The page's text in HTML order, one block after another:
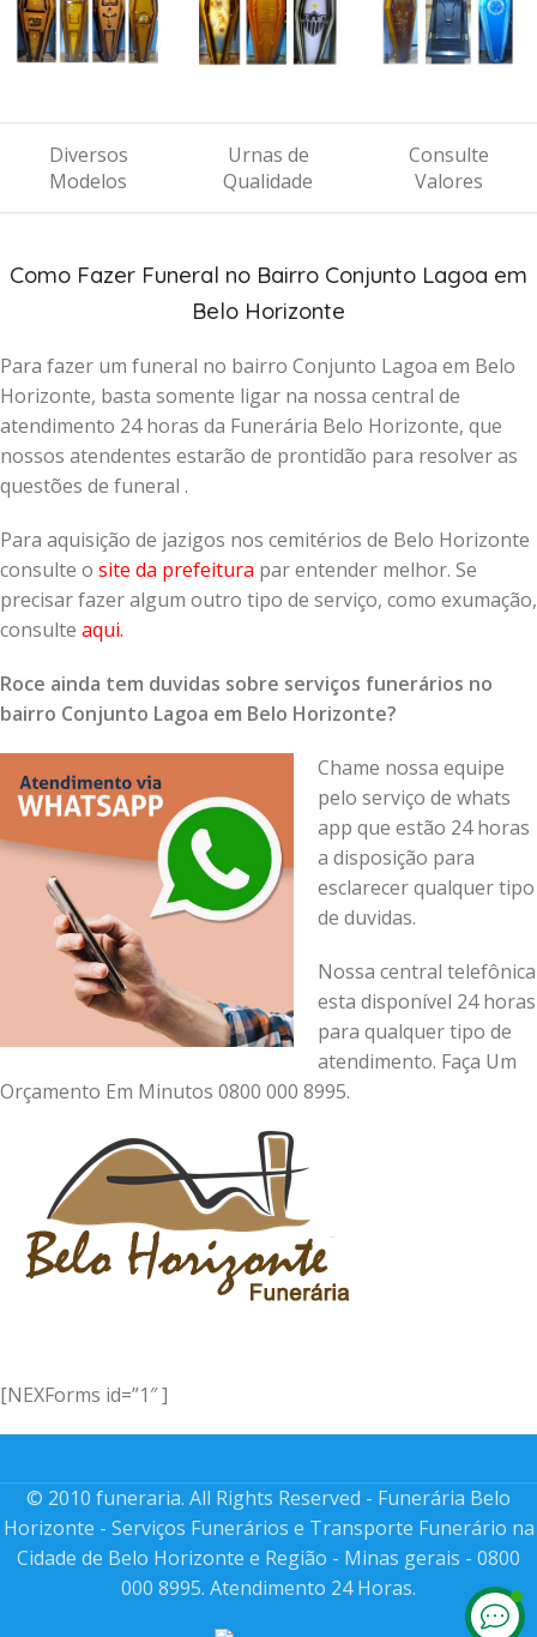
Diversos
Modelos
Urnas de
Qualidade
Consulte
Valores
Como Fazer Funeral no Bairro Conjunto Lagoa em
Belo Horizonte
Para fazer um funeral no bairro Conjunto Lagoa em Belo
Horizonte, basta somente ligar na nossa central de
atendimento 24 horas da Funerária Belo Horizonte, que
nossos atendentes estarão de prontidão para resolver as
questões de funeral .
Para aquisição de jazigos nos cemitérios de Belo Horizonte
consulte o site da prefeitura par entender melhor. Se
precisar fazer algum outro tipo de serviço, como exumação,
consulte aqui.
Roce ainda tem duvidas sobre serviços funerários no
bairro Conjunto Lagoa em Belo Horizonte?
Chame nossa equipe
pelo serviço de whats
app que estão 24 horas
a disposição para
esclarecer qualquer tipo
de duvidas.
Nossa central telefônica
esta disponível 24 horas
para qualquer tipo de
atendimento. Faça Um
Orçamento Em Minutos 0800 000 8995.
[NEXForms id=”1″ ]
© 2010 funeraria. All Rights Reserved - Funerária Belo
Horizonte - Serviços Funerários e Transporte Funerário na
Cidade de Belo Horizonte e Região - Minas gerais - 0800
000 8995. Atendimento 24 Horas.